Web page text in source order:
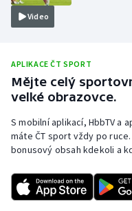
Plavání
Ragby
Rychlostní kanoistika
Short track
Video
APLIKACE ČT SPORT
Mějte celý
velké obrazovce.
S mobilní aplikací, HbbTV a
máte ČT sport vždy po
bonusový obsah kdekoli a